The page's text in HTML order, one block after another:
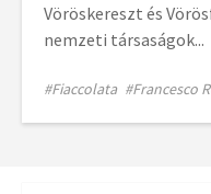
Vöröskereszt és
nemzeti társaságok...
#Fiaccolata #Francesco